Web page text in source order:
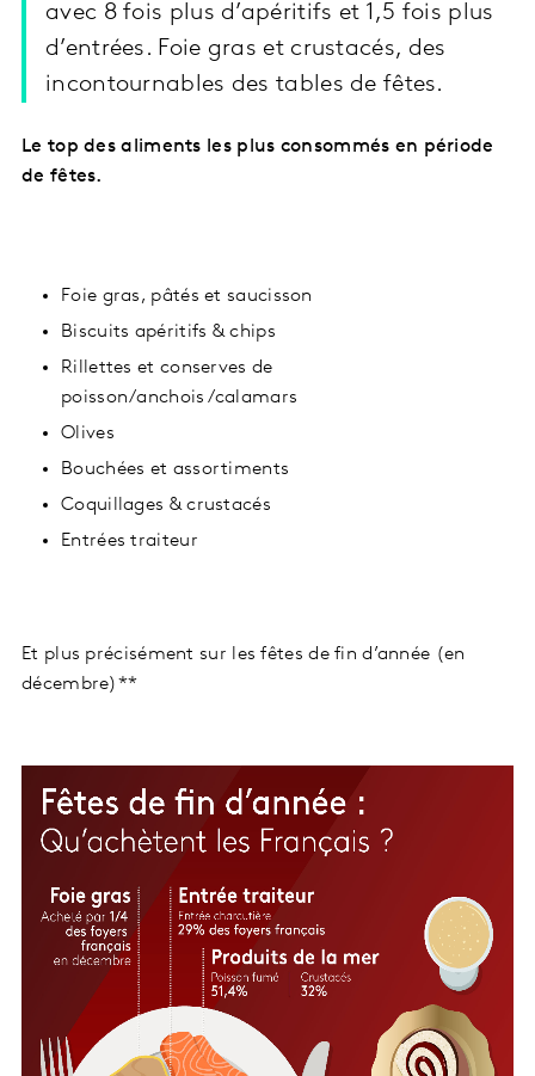
avec 8 fois plus d’apéritifs et 1,5 fois plus
d’entrées. Foie gras et crustacés, des
incontournables des tables de fêtes.
Le top des aliments les plus consommés en période
de fêtes.
Foie gras, pâtés et saucisson
Biscuits apéritifs & chips
Rillettes et conserves de
poisson/anchois/calamars
Olives
Bouchées et assortiments
Coquillages & crustacés
Entrées traiteur
Et plus précisément sur les fêtes de fin d’année (en
décembre)**